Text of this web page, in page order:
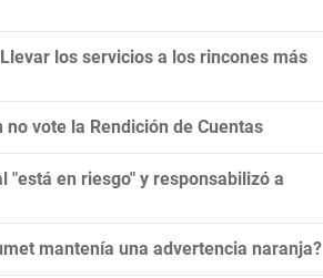
los servicios a los rincones más
vote la Rendición de Cuentas
"está en riesgo" y responsabilizó a
mantenía una advertencia naranja?